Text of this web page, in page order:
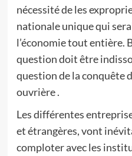
nécessité de les
nationale unique qui
l’économie tout entière.
question doit être
question de la conquête
ouvrière .
Les différentes
et étrangères, vont
comploter avec les